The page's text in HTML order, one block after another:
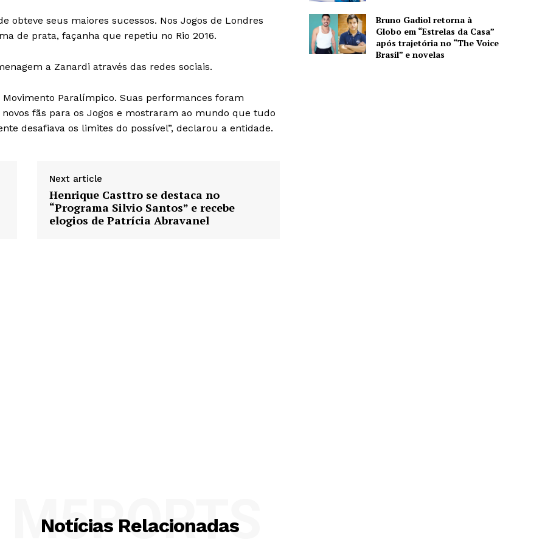
obteve seus maiores sucessos. Nos Jogos de Londres
de prata, façanha que repetiu no Rio 2016.
a Zanardi através das redes sociais.
Paralímpico. Suas performances foram
fãs para os Jogos e mostraram ao mundo que tudo
desafiava os limites do possível”, declarou a entidade.
Next article
Henrique Casttro se destaca no
“Programa Silvio Santos” e recebe
elogios de Patrícia Abravanel
Bruno Gadiol retorna à
Globo em “Estrelas da Casa”
após trajetória no “The Voice
Brasil” e novelas
Notícias Relacionadas
M5PORTS